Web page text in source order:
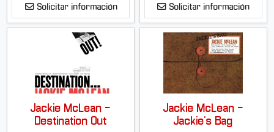
Solicitar información Solicitar información
Jackie McLean -
Destination Out
Jackie McLean -
Jackie's Bag